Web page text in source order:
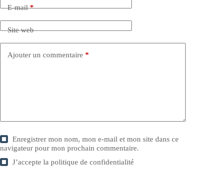
E-mail*
Site web
Ajouter un commentaire *
Enregistrer mon nom, mon e-mail et mon site dans ce
navigateur pour mon prochain commentaire.
J’accepte lapolitique de confidentialité